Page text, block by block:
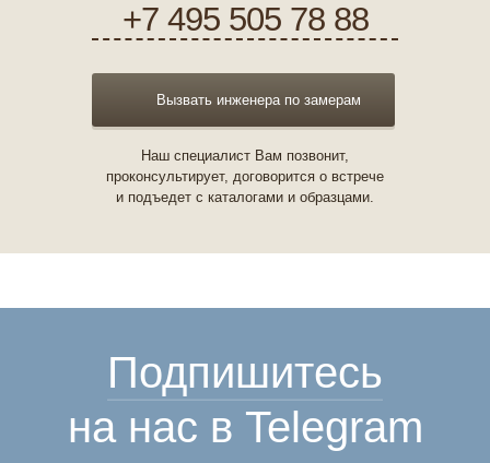
+7 495 505 78 88
Вызвать инженера по замерам
Наш специалист Вам позвонит,
проконсультирует, договорится о встрече
и подъедет с каталогами и образцами.
Подпишитесь
на нас в Telegram